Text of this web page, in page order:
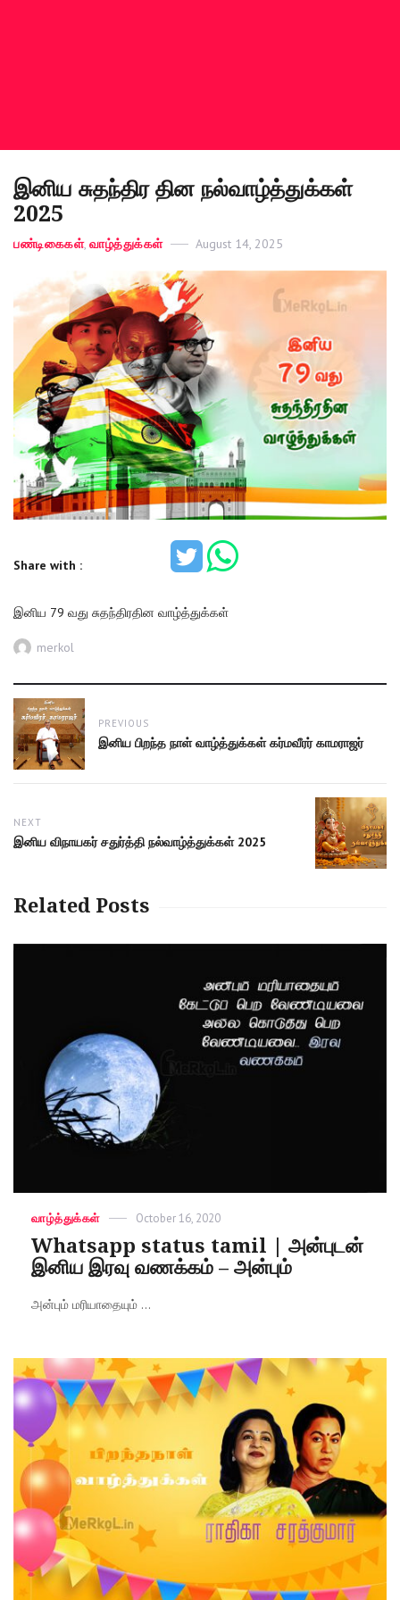
இனிய சுதந்திர தின நல்வாழ்த்துக்கள்
2025
Categories
பண்டிகைகள், வாழ்த்துக்கள்
Posted
August 14, 2025
Share with :
இனிய 79 வது சுதந்திரதின வாழ்த்துக்கள்
Author
merkol
Post
navigation
PREVIOUS
Previous
இனிய பிறந்த நாள் வாழ்த்துக்கள் கர்மவீரர் காமராஜர்
NEXT
Next
இனிய விநாயகர் சதுர்த்தி நல்வாழ்த்துக்கள் 2025
Related Posts
Categories
வாழ்த்துக்கள்
Posted
October 16, 2020
Whatsapp status tamil | அன்புடன்
இனிய இரவு வணக்கம் – அன்பும்
அன்பும் மரியாதையும் ...